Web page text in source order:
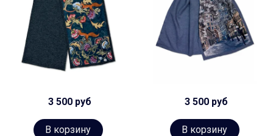
3 500 руб
В корзину
3 500 руб
В корзину